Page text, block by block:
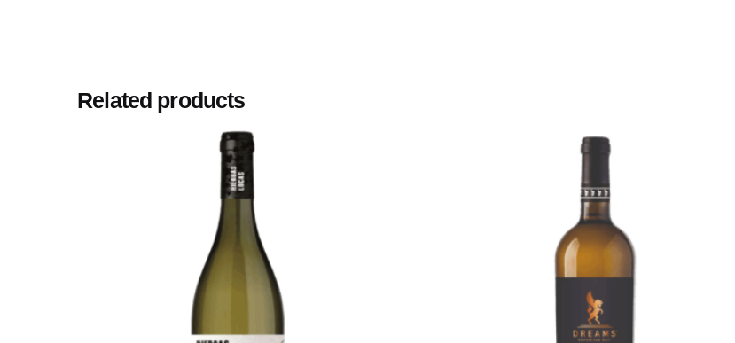
Related products